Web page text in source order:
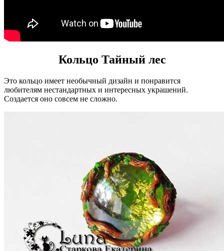
Кольцо Тайный лес
Это кольцо имеет необычный дизайн и понравится
любителям нестандартных и интересных украшений.
Создается оно совсем не сложно.